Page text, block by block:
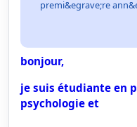
premi&egrave;re
bonjour,
je suis étudiante en
psychologie et